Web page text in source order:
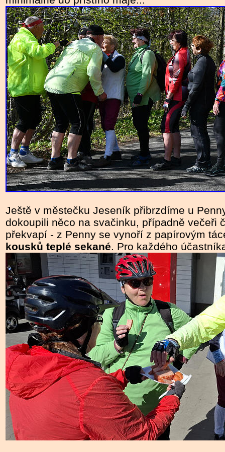
Ještě v městečku Jeseník přibrzdíme u
dokoupili něco na svačinku, případně večeři
překvapí - z Penny se vynoří z papírovým
kousků teplé sekané. Pro každého